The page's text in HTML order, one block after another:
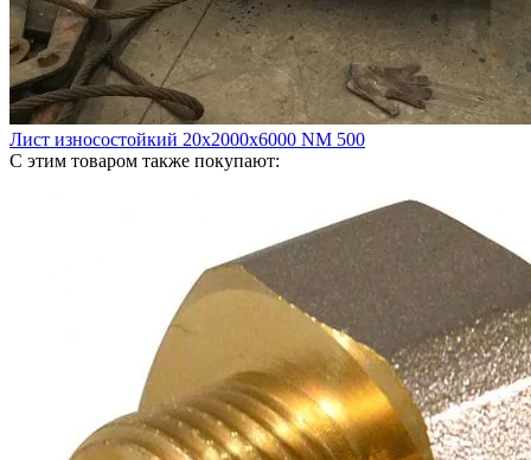
Лист износостойкий 20х2000х6000 NM 500
С этим товаром также покупают: